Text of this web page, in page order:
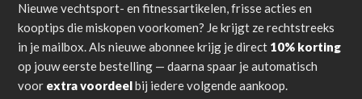
Nieuwe vechtsport- en fitnessartikelen, frisse acties en
kooptips die miskopen voorkomen? Je krijgt ze rechtstreeks
in je mailbox. Als nieuwe abonnee krijg je direct 10% korting
op jouw eerste bestelling — daarna spaar je automatisch
voor extra voordeelbij iedere volgende aankoop.